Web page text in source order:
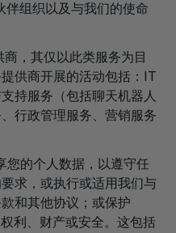
伴组织以及与我们的使命
，其仅以此类服务为目
供商开展的活动包括：IT
持服务（包括聊天机器人
行政管理服务、营销服务
您的个人数据，以遵守任
求，或执行或适用我们与
和其他协议；或保护
利、财产或安全。这包括